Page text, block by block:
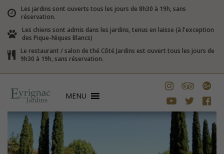
Les jardins sont ouverts tous les jours de 8h30 à 19h, sans
réservation.
Les chiens sont admis dans les jardins, tenus en laisse (à l'exception
des Pique-Niques Blancs)
Le restaurant / salon de thé Côté Jardins est ouvert tous les jours de
9h30 à 19h, sans réservation.
MENU